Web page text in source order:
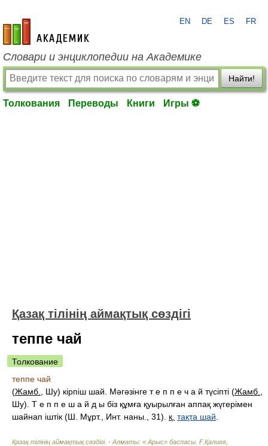
academic.ru
EN DE ES FR
Словари и энциклопедии на Академике
Найти!
Толкования Переводы Книги Игры ⚽
Қазақ тілінің аймақтық сөздігі
теппе чай
Толкование
теппе чай
(Жамб. , Шу) кірпіш шай. Мәгәзінге т е п п е ч а й түсіпті (Жамб.
Шу). Т е п п е ш а й д ы біз құмға қуырылған аппақ жүгерімен
шайнап іштік (Ш. Мұрт., Инт. наны., 31). қ. тақта шай
Қазақ тілінің аймақтық сөздігі. - Алматы: « Арыс» баспасы Ғ.Қалиев,